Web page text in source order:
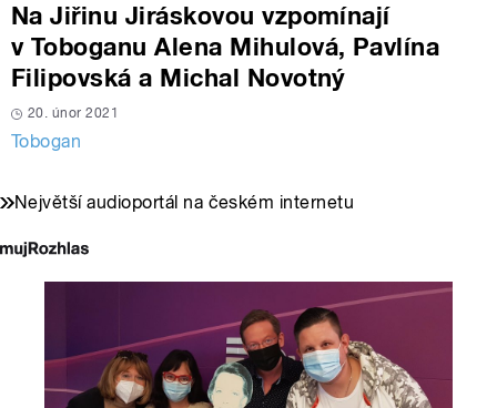
Na Jiřinu Jiráskovou vzpomínají
v Toboganu Alena Mihulová, Pavlína
Filipovská a Michal Novotný
20. únor 2021
Tobogan
Největší audioportál na českém internetu